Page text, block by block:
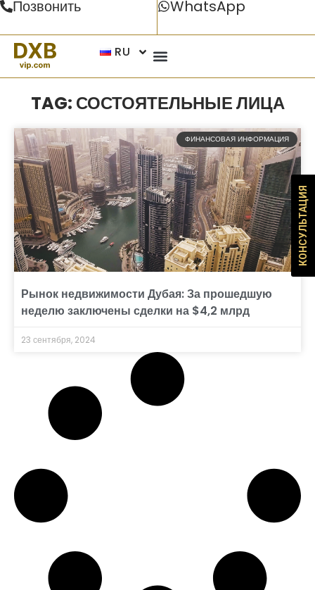
Позвонить WhatsApp
RU
TAG: СОСТОЯТЕЛЬНЫЕ ЛИЦА
ФИНАНСОВАЯ ИНФОРМАЦИЯ
Рынок недвижимости Дубая: За прошедшую
неделю заключены сделки на $4,2 млрд
23 сентября, 2024
КОНСУЛЬТАЦИЯ